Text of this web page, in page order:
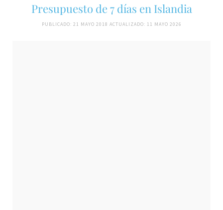
Presupuesto de 7 días en Islandia
PUBLICADO: 21 MAYO 2018 ACTUALIZADO: 11 MAYO 2026